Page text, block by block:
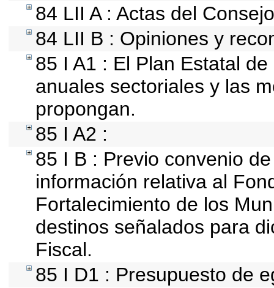
84 LII A : Actas del
84 LII B : Opiniones y
85 I A1 : El Plan Estatal
anuales sectoriales y las
propongan.
85 I A2 :
85 I B : Previo convenio
información relativa al
Fortalecimiento de los
destinos señalados para
Fiscal.
85 I D1 : Presupuesto de